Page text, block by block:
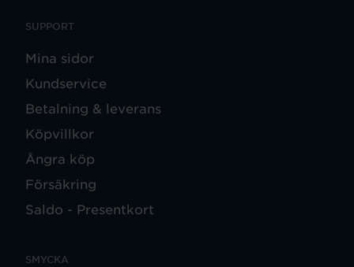
SUPPORT
Mina sidor
Kundservice
Betalning & leverans
Köpvillkor
Ångra köp
Försäkring
Saldo - Presentkort
SMYCKA